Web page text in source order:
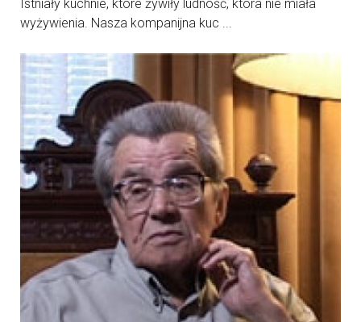
Istniały kuchnie, które żywiły ludność, która nie miała
wyżywienia. Nasza kompanijna kuc ...